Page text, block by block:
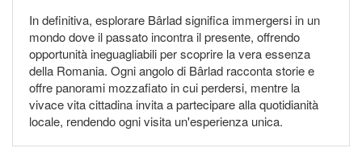
In definitiva, esplorare Bârlad significa immergersi in un
mondo dove il passato incontra il presente, offrendo
opportunità ineguagliabili per scoprire la vera essenza
della Romania. Ogni angolo di Bârlad racconta storie e
offre panorami mozzafiato in cui perdersi, mentre la
vivace vita cittadina invita a partecipare alla quotidianità
locale, rendendo ogni visita un'esperienza unica.